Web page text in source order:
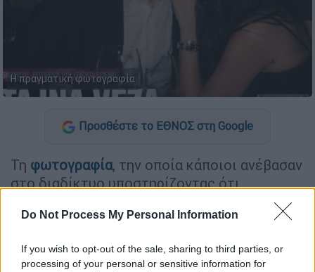
Do Not Process My Personal Information
If you wish to opt-out of the sale, sharing to third parties, or
processing of your personal or sensitive information for
Η πραγματική φωτογραφία
Προσθέστε το ΕΘΝΟΣ στη Google
Τη φωτογραφία, την οποία κάποιοι ανέβασαν
στο διαδίκτυο υποστηρίζοντας ότι
απεικονίζει τον ίδιο σε τρυφερές στιγμές
με άγνωστη γυναίκα, ανήρτησε οΆδωνις
να μην πιστεύουν τίποτα.